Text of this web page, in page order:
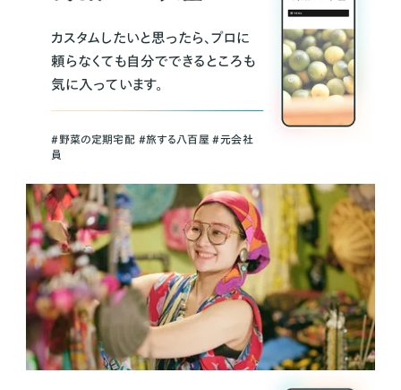
カスタムしたいと思ったら、プロに
頼らなくても自分でできるところも
気に入っています。
＃野菜の定期宅配 ＃旅する八百屋 ＃元会社
員